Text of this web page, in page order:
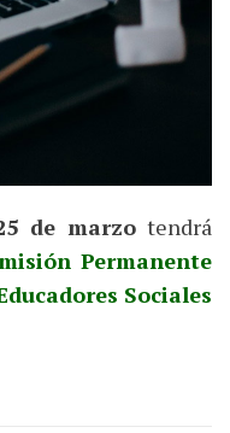
de marzotendrá
Permanente
Sociales